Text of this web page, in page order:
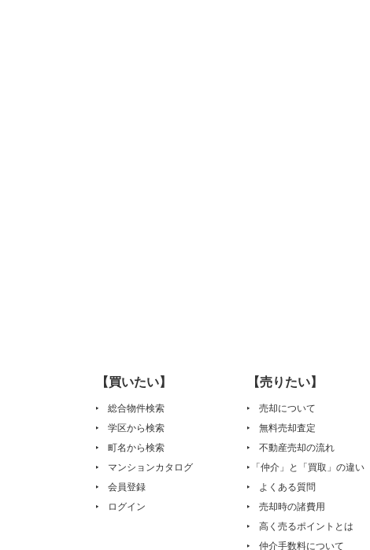
【買いたい】
総合物件検索
学区から検索
町名から検索
マンションカタログ
会員登録
ログイン
【売りたい】
売却について
無料売却査定
不動産売却の流れ
「仲介」と「買取」の違い
よくある質問
売却時の諸費用
高く売るポイントとは
仲介手数料について